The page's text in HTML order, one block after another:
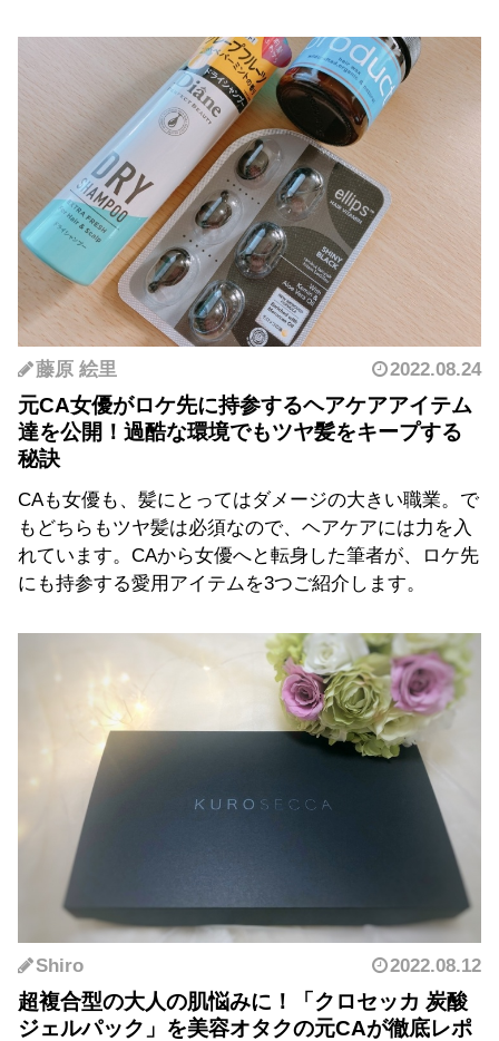
藤原 絵里 2022.08.24
元CA女優がロケ先に持参するヘアケアアイテム
達を公開！過酷な環境でもツヤ髪をキープする
秘訣
CAも女優も、髪にとってはダメージの大きい職業。で
もどちらもツヤ髪は必須なので、ヘアケアには力を入
れています。CAから女優へと転身した筆者が、ロケ先
にも持参する愛用アイテムを3つご紹介します。
Shiro 2022.08.12
超複合型の大人の肌悩みに！「クロセッカ 炭酸
ジェルパック」を美容オタクの元CAが徹底レポ